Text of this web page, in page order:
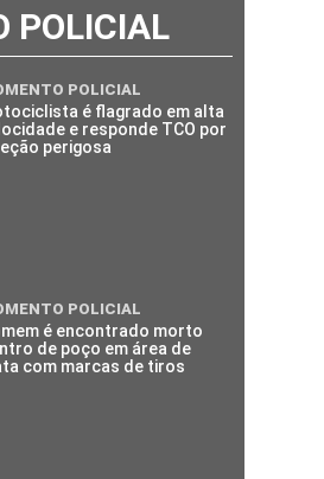
POLICIAL
POLICIAL
é flagrado em alta
e responde TCO por
perigosa
POLICIAL
é encontrado morto
de poço em área de
com marcas de tiros